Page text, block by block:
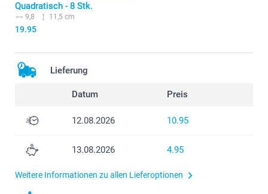
Quadratisch - 8 Stk.
9,8 11,5 cm
19.95
Lieferung
Datum Preis
12.08.2026 10.95
13.08.2026 4.95
Weitere Informationen zu allen Lieferoptionen